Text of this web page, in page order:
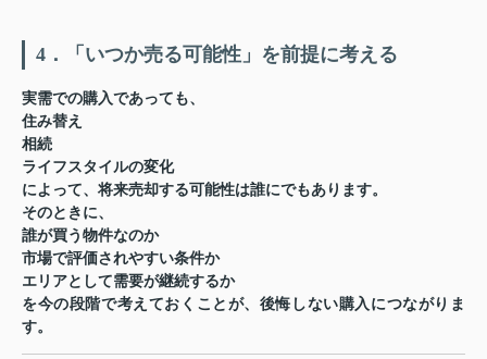
4．「いつか売る可能性」を前提に考える
実需での購入であっても、
住み替え
相続
ライフスタイルの変化
によって、将来売却する可能性は誰にでもあります。
そのときに、
誰が買う物件なのか
市場で評価されやすい条件か
エリアとして需要が継続するか
を今の段階で考えておくことが、 後悔しない購入 につながりま
す。